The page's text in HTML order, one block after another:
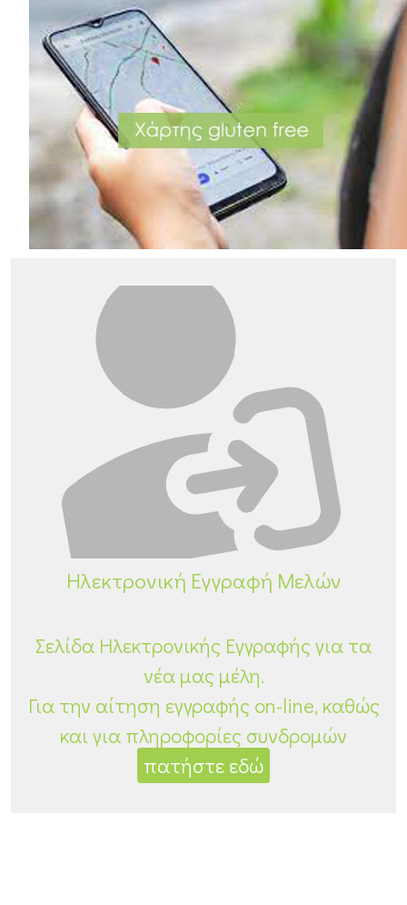
Ηλεκτρονική Εγγραφή Μελών
Σελίδα Ηλεκτρονικής Εγγραφής για τα
νέα μας μέλη.
Για την αίτηση εγγραφής οn-line, καθώς
και για πληροφορίες συνδρομών
πατήστε εδώ